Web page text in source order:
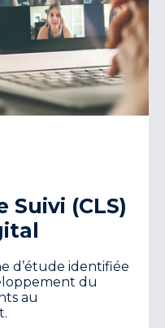
Suivi (CLS)
d’étude identifiée
du
au